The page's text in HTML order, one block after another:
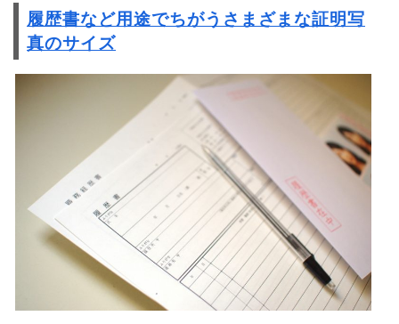
履歴書など用途でちがうさまざまな証明写
真のサイズ